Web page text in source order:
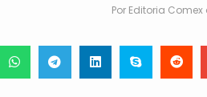
Por Editoria Comex